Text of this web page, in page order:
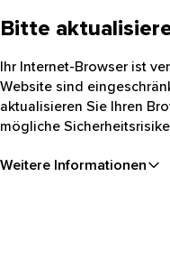
Bitte
Ihr Internet-Browser ist
Website sind
aktualisieren Sie Ihren
mögliche
Weitere Informationen